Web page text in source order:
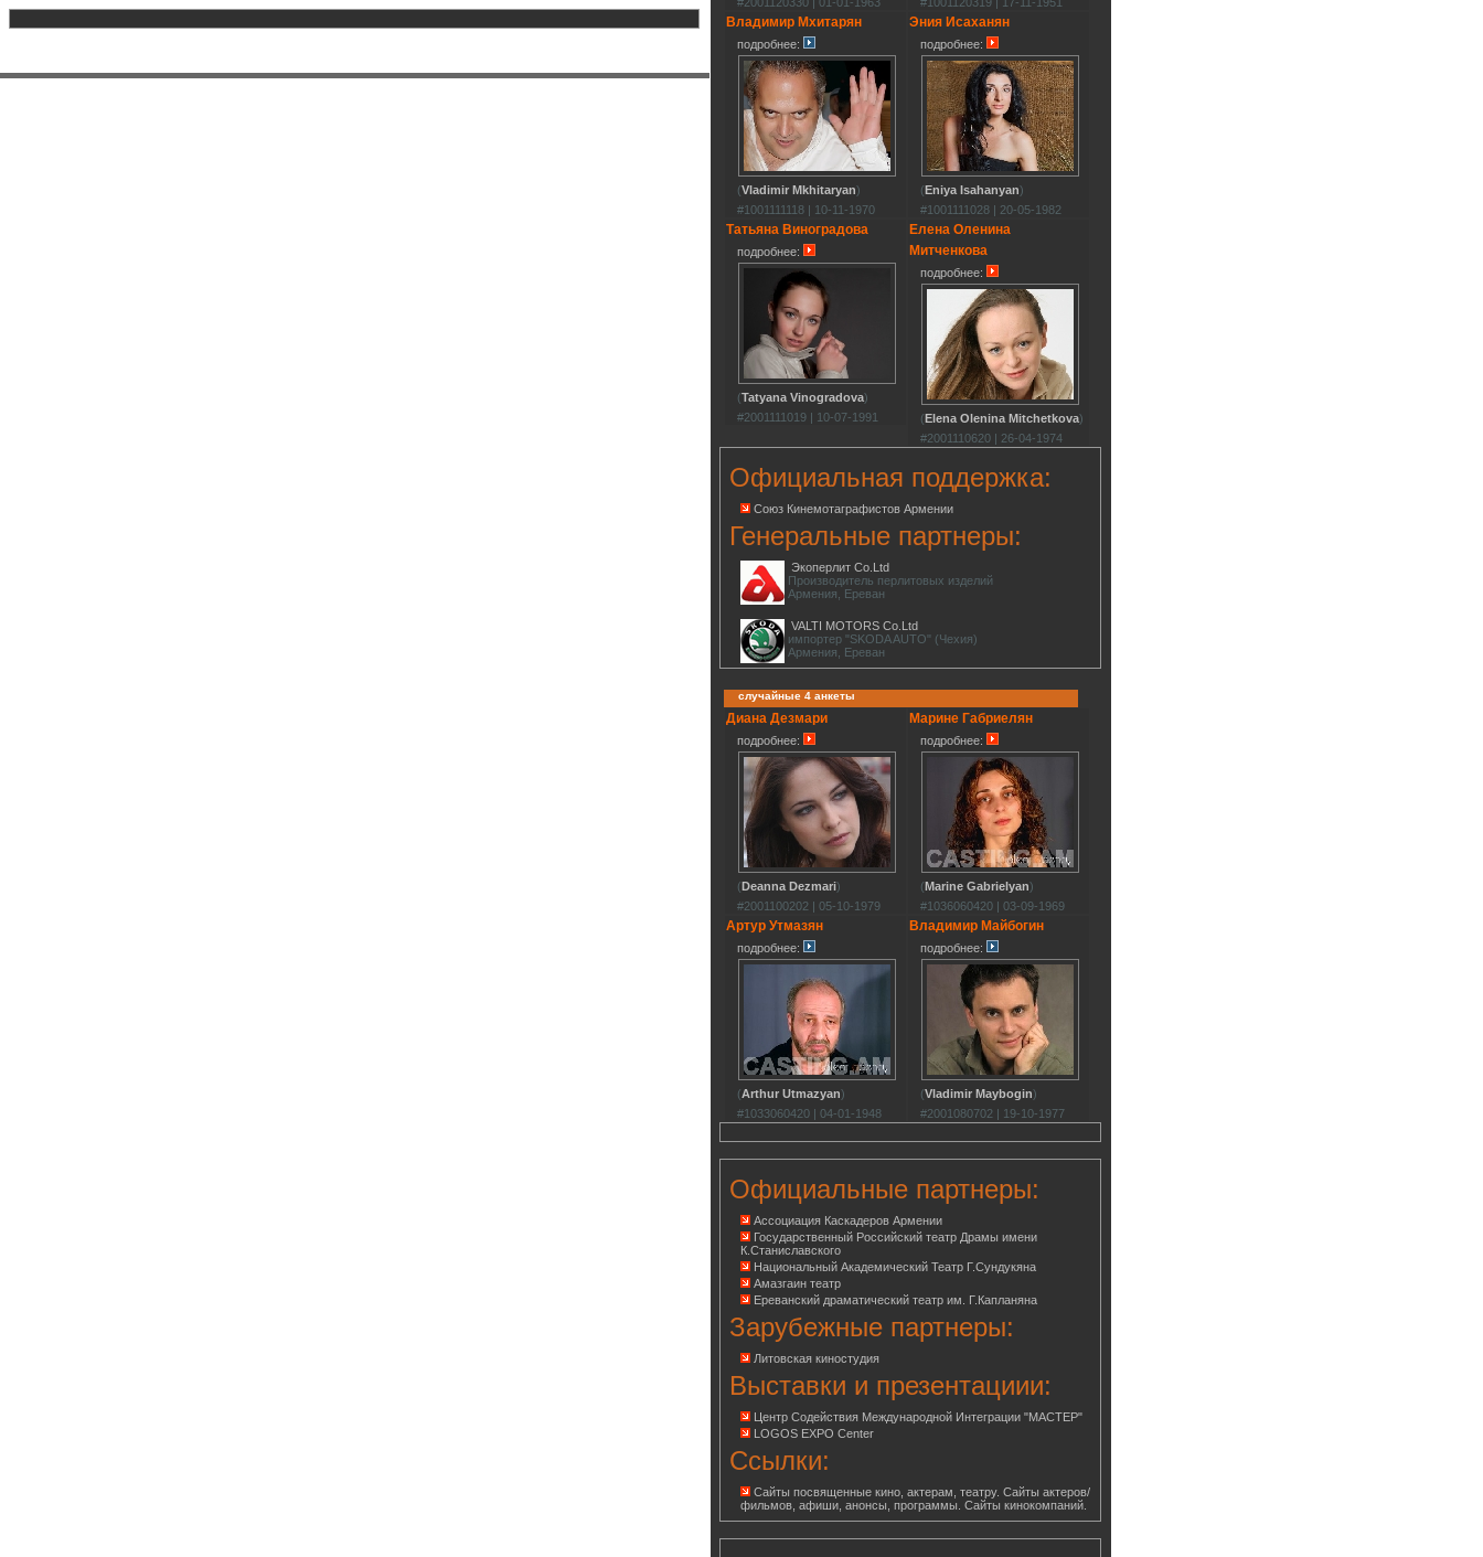
Владимир Мхитарян
подробнее:
(Vladimir Mkhitaryan)
#1001111118 | 10-11-1970
Эния Исаханян
подробнее:
(Eniya Isahanyan)
#1001111028 | 20-05-1982
Татьяна Виноградова
подробнее:
(Tatyana Vinogradova)
#2001111019 | 10-07-1991
Елена Оленина
Митченкова
подробнее:
(Elena Olenina Mitchetkova)
#2001110620 | 26-04-1974
Официальная поддержка:
Союз Кинемотаграфистов Армении
Генеральные партнеры:
Экоперлит Co.Ltd
Производитель перлитовых изделий
Армения, Ереван
VALTI MOTORS Co.Ltd
импортер "SKODA AUTO" (Чехия)
Армения, Ереван
случайные 4 анкеты
Диана Дезмари
подробнее:
(Deanna Dezmari)
#2001100202 | 05-10-1979
Марине Габриелян
подробнее:
(Marine Gabrielyan)
#1036060420 | 03-09-1969
Артур Утмазян
подробнее:
(Arthur Utmazyan)
#1033060420 | 04-01-1948
Владимир Майбогин
подробнее:
(Vladimir Maybogin)
#2001080702 | 19-10-1977
Официальные партнеры:
Ассоциация Каскадеров Армении
Государственный Российский театр Драмы имени
К.Станиславского
Национальный Академический Театр Г.Сундукяна
Амазгаин театр
Ереванский драматический театр им. Г.Капланяна
Зарубежные партнеры:
Литовская киностудия
Выставки и презентациии:
Центр Содействия Международной Интеграции "МАСТЕР"
LOGOS EXPO Center
Ссылки:
Сайты посвященные кино, актерам, театру. Сайты актеров/
фильмов, афиши, анонсы, программы. Сайты кинокомпаний.